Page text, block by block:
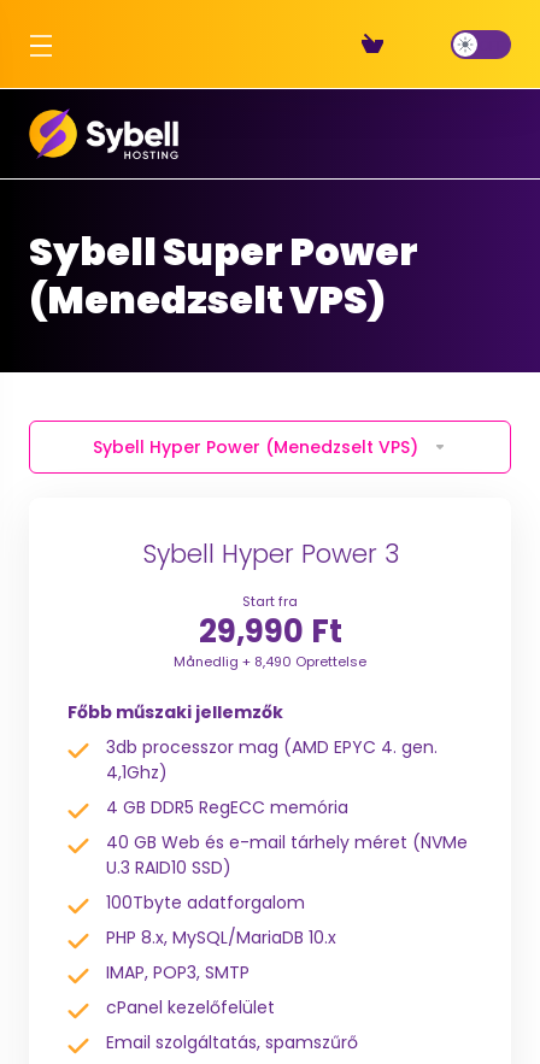
Sybell Super Power
(Menedzselt VPS)
Sybell Hyper Power (Menedzselt VPS)
Sybell Hyper Power 3
Start fra
29,990 Ft
Månedlig + 8,490 Oprettelse
Főbb műszaki jellemzők
3db processzor mag (AMD EPYC 4. gen.
4,1Ghz)
4 GB DDR5 RegECC memória
40 GB Web és e-mail tárhely méret (NVMe
U.3 RAID10 SSD)
100Tbyte adatforgalom
PHP 8.x, MySQL/MariaDB 10.x
IMAP, POP3, SMTP
cPanel kezelőfelület
Email szolgáltatás, spamszűrő